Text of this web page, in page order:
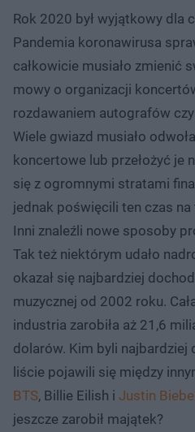
Rok 2020 był wyjątkowy dla
Pandemia koronawirusa
całkowicie musiało zmienić
mowy o organizacji
rozdawaniem autografów
Wiele gwiazd musiało
koncertowe lub przełożyć je
się z ogromnymi stratami
jednak poświęcili ten czas
Inni znaleźli nowe sposoby
Tak też niektórym udało
okazał się najbardziej
muzycznej od 2002 roku.
industria zarobiła aż 21,6
dolarów. Kim byli najbardziej
liście pojawili się między
BTS, Billie Eilish i Justin
jeszcze zarobił majątek?